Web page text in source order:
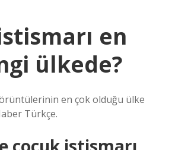
en
ülkede?
en çok olduğu ülke
Türkçe.